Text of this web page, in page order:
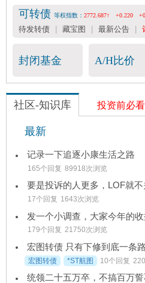
可转债 等权指数： 2772.687↑ +0.220
待发转债 藏宝图 最新公告
封闭基金 A/H比价
社区-知识库 投资前必
最新
记录一下追逐小康生活之路
165个回复 89918次浏览
要是投诉的人更多，LOF就不
17个回复 1643次浏览
179个回复 21750次浏览
宏图转债 *ST航图 10个回复
统领二十五万卒，不搞百万誓